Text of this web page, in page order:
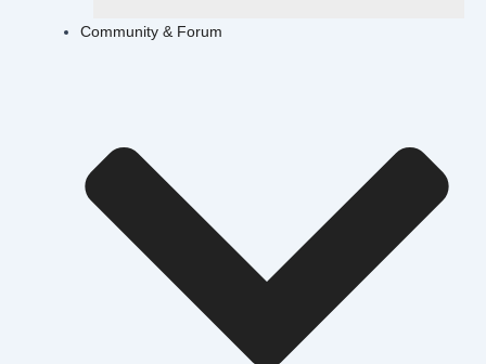
Community & Forum